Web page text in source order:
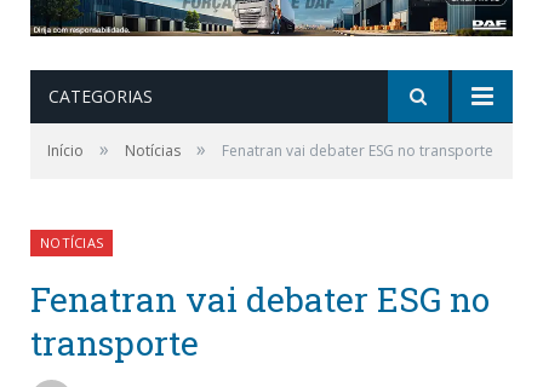
CATEGORIAS
Início » Notícias » Fenatran vai debater ESG no transporte
NOTÍCIAS
Fenatran vai debater ESG no
transporte